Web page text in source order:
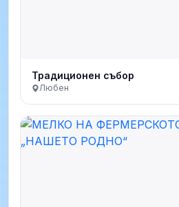
Традиционен събор
Любен